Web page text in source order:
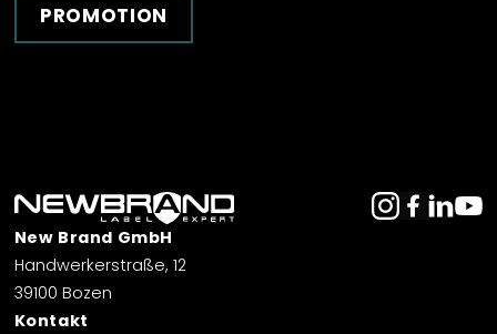
PROMOTION
New Brand GmbH
Handwerkerstraße, 12
39100 Bozen
Kontakt